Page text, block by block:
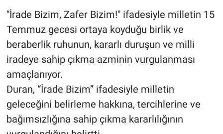
"İrade Bizim, Zafer Bizim!" ifadesiyle milletin 15
Temmuz gecesi ortaya koyduğu birlik ve
beraberlik ruhunun, kararlı duruşun ve milli
iradeye sahip çıkma azminin vurgulanması
amaçlanıyor.
Duran, “İrade Bizim” ifadesiyle milletin
geleceğini belirleme hakkına, tercihlerine ve
bağımsızlığına sahip çıkma kararlılığının